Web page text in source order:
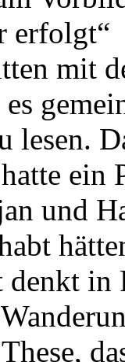
erfolgt“
mit
lesen.
ein
und
denkt in